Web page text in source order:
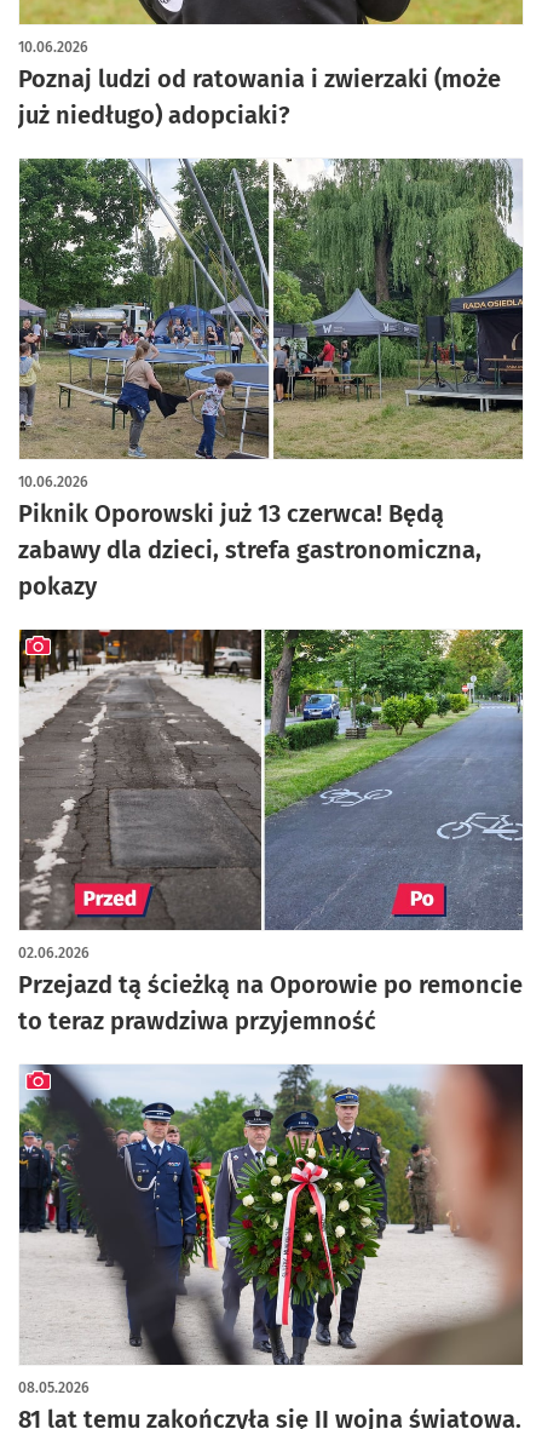
Poznaj ludzi od ratowania i zwierzaki (może
już niedługo) adopciaki?
10.06.2026
Piknik Oporowski już 13 czerwca! Będą
zabawy dla dzieci, strefa gastronomiczna,
pokazy
10.06.2026
Przejazd tą ścieżką na Oporowie po remoncie
to teraz prawdziwa przyjemność
02.06.2026
artykuł z galerią zdjęć
81 lat temu zakończyła się II wojna światowa.
08.05.2026
artykuł z galerią zdjęć